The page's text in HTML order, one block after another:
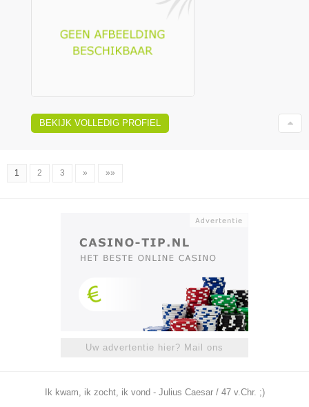
BEKIJK VOLLEDIG PROFIEL
1 2 3 » »»
Uw advertentie hier? Mail ons
Ik kwam, ik zocht, ik vond - Julius Caesar / 47 v.Chr. ;)